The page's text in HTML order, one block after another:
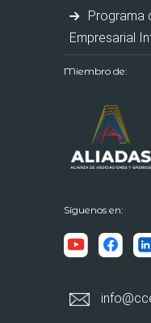
Programa
Empresarial
Miembro de:
Síguenos en: